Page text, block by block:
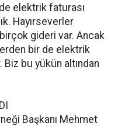
elektrik faturası
Hayırseverler
gideri var. Ancak
bir de elektrik
bu yükün altından
Başkanı Mehmet